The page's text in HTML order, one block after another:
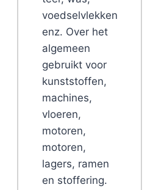
voedselvlekken
enz. Over het
algemeen
gebruikt voor
kunststoffen,
machines,
vloeren,
motoren,
motoren,
lagers, ramen
en stoffering.